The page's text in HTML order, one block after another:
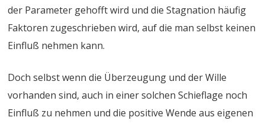
der Parameter gehofft wird und die Stagnation häufig
Faktoren zugeschrieben wird, auf die man selbst keinen
Einfluß nehmen kann.
Doch selbst wenn die Überzeugung und der Wille
vorhanden sind, auch in einer solchen Schieflage noch
Einfluß zu nehmen und die positive Wende aus eigenen